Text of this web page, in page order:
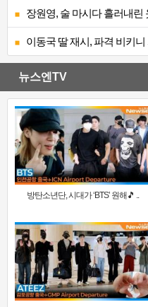
장원영, 술 마시다 흘러내
이동국 딸 재시, 파격 비키
뉴스엔TV
방탄소년단, 시대가 ‘BTS’ 원해🎵 ..